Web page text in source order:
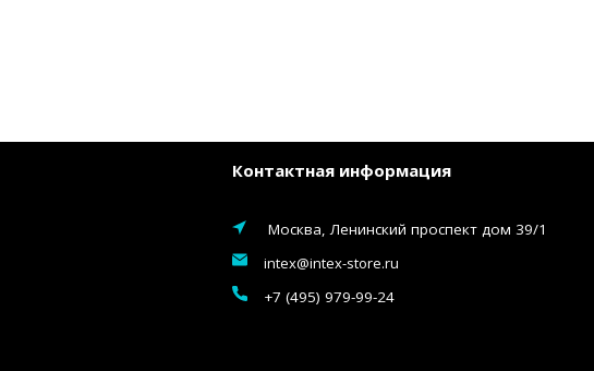
Контактная информация
Москва, Ленинский проспект дом 39/1
intex@intex-store.ru
+7 (495) 979-99-24